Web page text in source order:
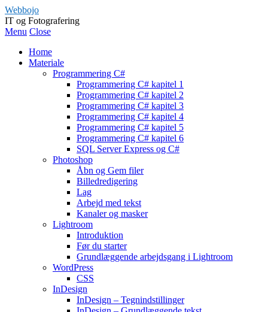
Webbojo
IT og Fotografering
Menu Close
Home
Materiale
Programmering C#
Programmering C# kapitel 1
Programmering C# kapitel 2
Programmering C# kapitel 3
Programmering C# kapitel 4
Programmering C# kapitel 5
Programmering C# kapitel 6
SQL Server Express og C#
Photoshop
Åbn og Gem filer
Billedredigering
Lag
Arbejd med tekst
Kanaler og masker
Lightroom
Introduktion
Før du starter
Grundlæggende arbejdsgang i Lightroom
WordPress
CSS
InDesign
InDesign – Tegnindstillinger